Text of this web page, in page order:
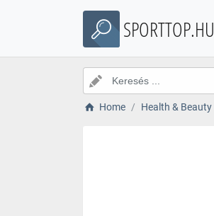
SPORTTOP.HU
Home Health & Beauty